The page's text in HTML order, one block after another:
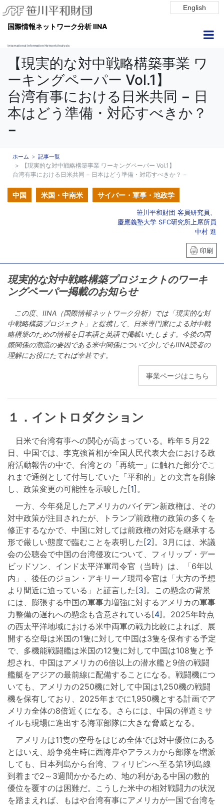
English
国際情報ネットワーク分析 IINA
International Information Network Analysis
【現実的な対中戦略構築事業 ワ
ーキングペーパー Vol.1】
台湾有事における日米共同 − 日
本はどう準備・対応すべきか？
−
ホーム 記事一覧
【現実的な対中戦略構築事業 ワーキングペーパー Vol.1】
台湾有事における日米共同 − 日本はどう準備・対応すべきか？ −
中国 米国・中南米 サイバー・軍事・地政学
笹川平和財団 客員研究員、
慶應義塾大学 SFC研究所上席所員
中村 進
印刷
現実的な対中戦略構築プロジェクトのワーキ
ングペーパー掲載のお知らせ
この度、IINA（国際情報ネットワーク分析）では「現実的な対
中戦略構築プロジェクト」と提携して、日米専門家による対中戦
略構築のための情報を日本語と英語で掲載いたします。今後の国
際関係の潮流の要因である米中関係について少しでもIINA読者の
理解にお役にたてれば幸甚です。
事業ページはこちら
１．イントロダクション
日米で台湾有事への関心が高まっている。昨年５月22
日、中国では、李克強首相が全国人民代表大会における政
府活動報告の中で、台湾との「再統一」に触れた部分でこ
れまで通例として付与していた「平和的」との文言を削除
し、政策変更の可能性を示唆した[1]。
一方、今年発足したアメリカのバイデン新政権は、その
対中政策が注目されたが、トランプ前政権の政策の多くを
修正するなかで、中国に対しては前政権の対応を継承する
形で厳しい態度で臨むことを表明した[2]。3月には、米議
会の公聴会で中国の台湾侵攻について、フィリップ・デー
ビッドソン、インド太平洋軍司令官（当時）は、「6年以
内」、後任のジョン・アキリーノ現司令官は「大方の予想
より間近に迫っている」と証言した[3]。この懸念の背景
には、膨張する中国の軍事力増強に対するアメリカの軍事
力整備の遅れへの懸念も含意されている[4]。2025年時点
の西太平洋地域における米中両軍の戦力比較によれば、展
開する空母は米国の1隻に対して中国は3隻を保有する予定
で、多機能戦闘艦は米国の12隻に対して中国は108隻と予
想され、中国はアメリカの6倍以上の潜水艦と9倍の戦闘
艦艇をアジアの最前線に配備することになる。戦闘機につ
いても、アメリカの250機に対して中国は1,250機の戦闘
機を保有しており、2025年までに1,950機とする計画でア
メリカ全体の8倍近くになる。さらには、中国の弾道ミサ
イルも現場に進出する海軍部隊に大きな脅威となる。
アメリカは11隻の空母をはじめ全体では対中優位にある
とはいえ、紛争発生時に西海岸やアラスカから部隊を増派
しても、日本列島から台湾、フィリピンへ至る第1列島線
到着まで2～3週間かかるため、地の利がある中国の数的
優位を覆すのは困難だ。こうした米中の相対戦闘力の状況
を踏まえれば、もはや台湾有事にアメリカが一国で台湾を